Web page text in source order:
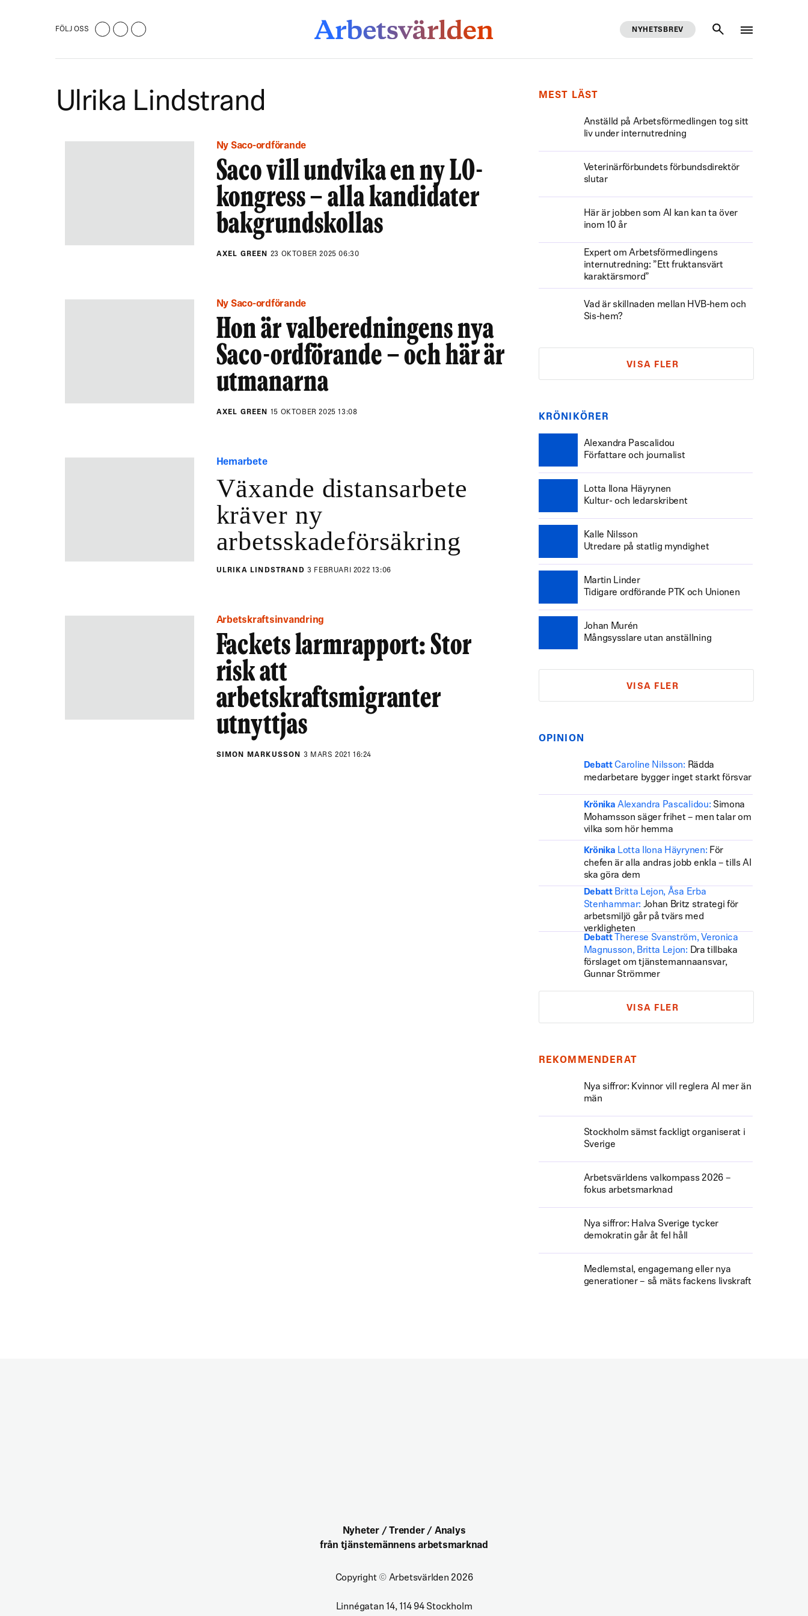
FÖLJ OSS NYHETSBREV
Ulrika Lindstrand
Ny Saco-ordförande
Saco vill undvika en ny LO-
kongress – alla kandidater
bakgrundskollas
AXEL GREEN 23 OKTOBER 2025 06:30
Ny Saco-ordförande
Hon är valberedningens nya
Saco-ordförande – och här är
utmanarna
AXEL GREEN 15 OKTOBER 2025 13:08
Hemarbete
Växande distansarbete
kräver ny
arbetsskadeförsäkring
ULRIKA LINDSTRAND3 FEBRUARI 2022 13:06
Arbetskraftsinvandring
Fackets larmrapport: Stor
risk att
arbetskraftsmigranter
utnyttjas
SIMON MARKUSSON 3 MARS 2021 16:24
MEST LÄST
Anställd på Arbetsförmedlingen tog sitt
liv under internutredning
Veterinärförbundets förbundsdirektör
slutar
Här är jobben som AI kan kan ta över
inom 10 år
Expert om Arbetsförmedlingens
internutredning: ”Ett fruktansvärt
karaktärsmord”
Vad är skillnaden mellan HVB-hem och
Sis-hem?
VISA FLER
KRÖNIKÖRER
Alexandra Pascalidou
Författare och journalist
Lotta Ilona Häyrynen
Kultur- och ledarskribent
Kalle Nilsson
Utredare på statlig myndighet
Martin Linder
Tidigare ordförande PTK och Unionen
Johan Murén
Mångsysslare utan anställning
VISA FLER
OPINION
Debatt Caroline Nilsson: Rädda
medarbetare bygger inget starkt försvar
Krönika Alexandra Pascalidou: Simona
Mohamsson säger frihet – men talar om
vilka som hör hemma
Krönika Lotta Ilona Häyrynen: För
chefen är alla andras jobb enkla – tills AI
ska göra dem
Debatt Britta Lejon, Åsa Erba
Stenhammar: Johan Britz strategi för
arbetsmiljö går på tvärs med
verkligheten
Debatt
Therese Svanström, Veronica
Magnusson, Britta Lejon: Dra tillbaka
förslaget om tjänstemannaansvar,
Gunnar Strömmer
VISA FLER
REKOMMENDERAT
Nya siffror: Kvinnor vill reglera AI mer än
män
Stockholm sämst fackligt organiserat i
Sverige
Arbetsvärldens valkompass 2026 –
fokus arbetsmarknad
Nya siffror: Halva Sverige tycker
demokratin går åt fel håll
Medlemstal, engagemang eller nya
generationer – så mäts fackens livskraft
Nyheter / Trender / Analys
från tjänstemännens arbetsmarknad
Copyright ©Arbetsvärlden 2026
Linnégatan 14, 114 94 Stockholm